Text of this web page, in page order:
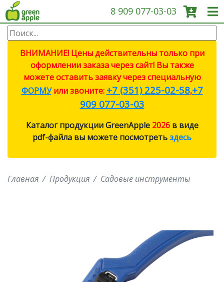
8 909 077-03-03
О КОМПАНИИ
ПРОДУКЦИЯ
САДОВЫЕ ИНСТРУМЕНТЫ
СИСТЕМЫ ПОЛИВА
СИСТЕМЫ ПОЛИВА ECO
ПРОТИВОМОСКИТНЫЕ
СВЕТИЛЬНИКИ)
УХОД ЗА САДОМ
ДЕКОРАТИВНОЕ
ОФОРМЛЕНИЕ САДА
ВНИМАНИЕ! Цены действительны только при
оформлении заказа через сайт! Вы также
можете оставить заявку через специальную
ФОРМУили звоните: +7 (351) 225-02-58,+7
909 077-03-03
Каталог продукции GreenApple 2026в виде
pdf-файла вы можете посмотретьздесь
Главная Продукция Садовые инструменты